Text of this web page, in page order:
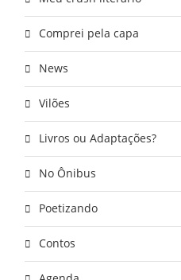
Comprei pela capa
News
Vilões
Livros ou Adaptações?
No Ônibus
Poetizando
Contos